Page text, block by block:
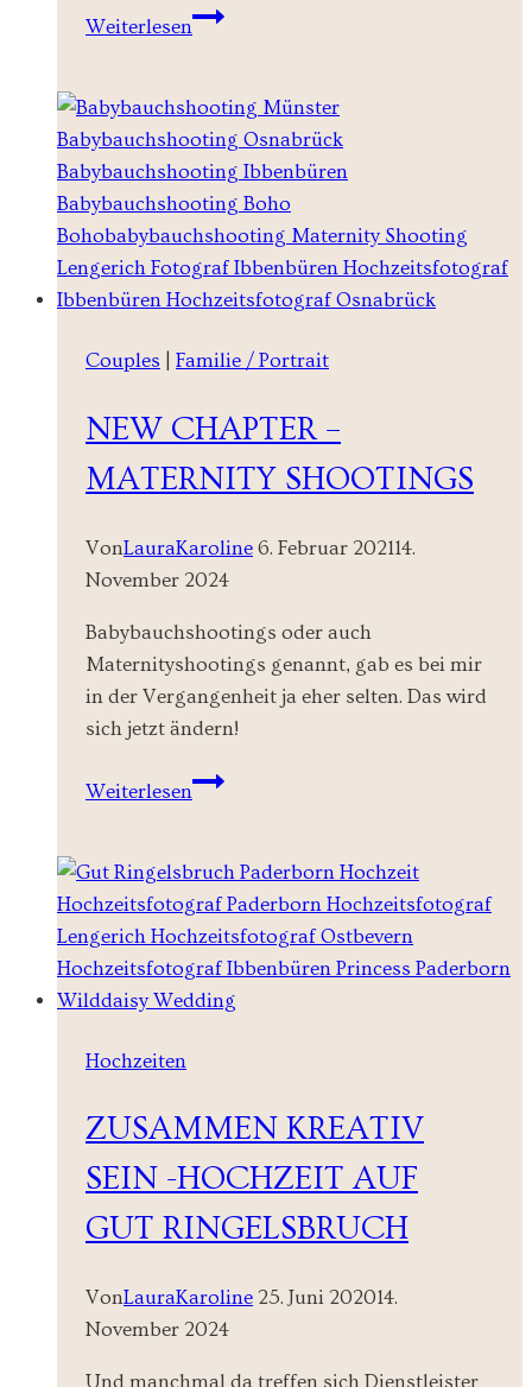
Weiterlesen
Wir
Babybauchshooting
Couples Familie / Portrait
NEW CHAPTER –
MATERNITY SHOOTINGS
VonLauraKaroline 6. Februar 202114.
November 2024
Babybauchshootings oder auch
Maternityshootings genannt, gab es bei mir
in der Vergangenheit ja eher selten. Das wird
sich jetzt ändern!
Weiterlesen
New
Maternity
Shootings
Hochzeiten
ZUSAMMEN KREATIV
SEIN -HOCHZEIT AUF
GUT RINGELSBRUCH
VonLauraKaroline 25. Juni 202014.
November 2024
Und manchmal da treffen sich Dienstleister